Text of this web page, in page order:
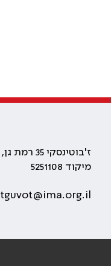
ז'בוטינסקי 35 רמת גן, בניין התאומים 2
מיקוד 5251108
tguvot@ima.org.il